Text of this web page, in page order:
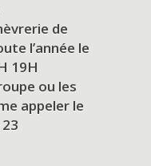
de
l’année le
19H
ou les
appeler le